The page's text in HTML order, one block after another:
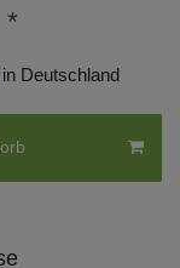
*
in Deutschland